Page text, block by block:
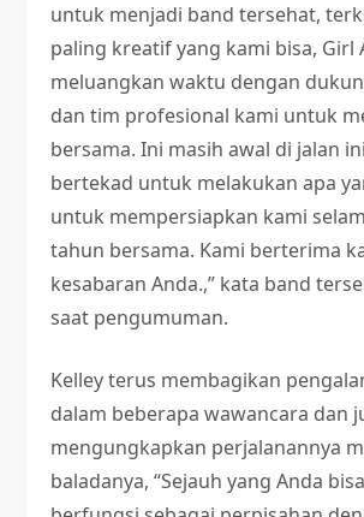
untuk menjadi band tersehat,
paling kreatif yang kami bisa, Girl
meluangkan waktu dengan
dan tim profesional kami untuk
bersama. Ini masih awal di jalan
bertekad untuk melakukan apa
untuk mempersiapkan kami
tahun bersama. Kami berterima
kesabaran Anda.⁣,” kata band
saat pengumuman.
Kelley terus membagikan
dalam beberapa wawancara dan
mengungkapkan perjalanannya
baladanya, “Sejauh yang Anda